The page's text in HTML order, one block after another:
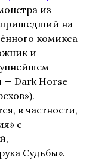
из
на
комикса
и
— Dark Horse
в частности,
с
Судьбы».